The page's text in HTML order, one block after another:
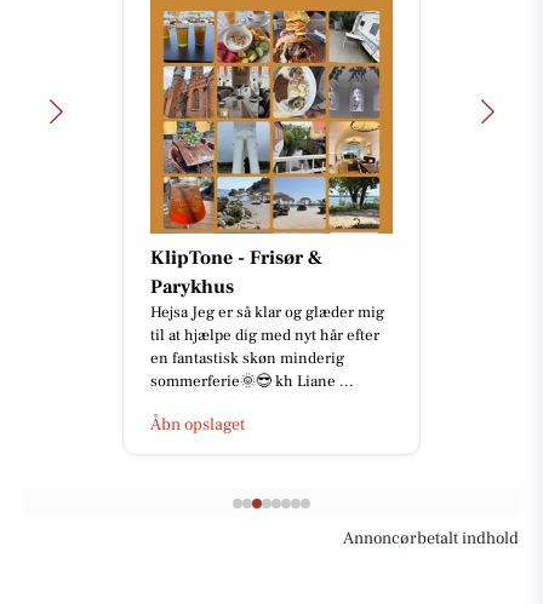
KlipTone - Frisør &
Parykhus
Hejsa Jeg er så klar og glæder mig
til at hjælpe dig med nyt hår efter
en fantastisk skøn minderig
sommerferie🌞😎 kh Liane ...
Åbn opslaget
Annoncørbetalt indhold